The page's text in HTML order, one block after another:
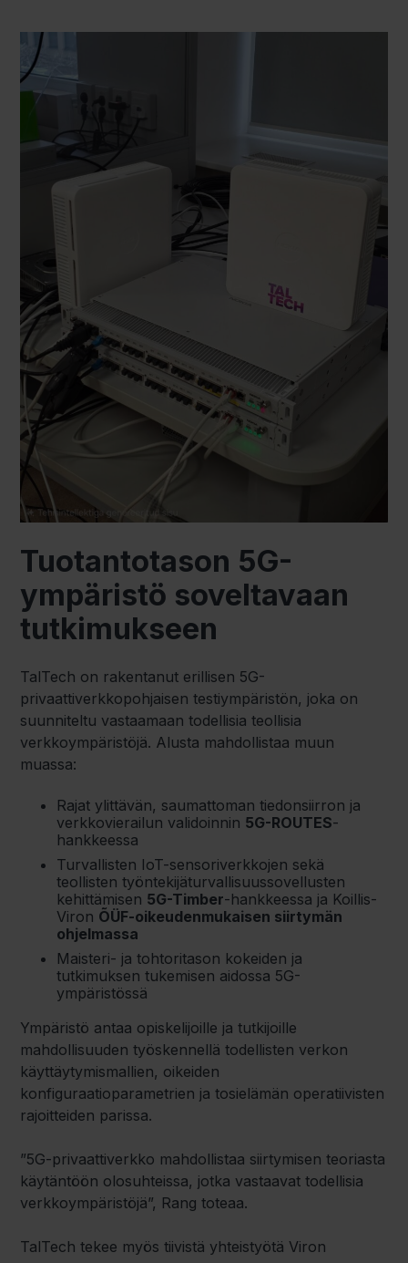
Tuotantotason 5G-
ympäristö soveltavaan
tutkimukseen
TalTech on rakentanut erillisen 5G-
privaattiverkkopohjaisen testiympäristön, joka on
suunniteltu vastaamaan todellisia teollisia
verkkoympäristöjä. Alusta mahdollistaa muun
muassa:
Rajat ylittävän, saumattoman tiedonsiirron ja
verkkovierailun validoinnin 5G-ROUTES-
hankkeessa
Turvallisten IoT-sensoriverkkojen sekä
teollisten työntekijäturvallisuussovellusten
kehittämisen 5G-Timber-hankkeessa ja Koillis-
Viron ÕÜF-oikeudenmukaisen siirtymän
ohjelmassa
Maisteri- ja tohtoritason kokeiden ja
tutkimuksen tukemisen aidossa 5G-
ympäristössä
Ympäristö antaa opiskelijoille ja tutkijoille
mahdollisuuden työskennellä todellisten verkon
käyttäytymismallien, oikeiden
konfiguraatioparametrien ja tosielämän operatiivisten
rajoitteiden parissa.
”5G-privaattiverkko mahdollistaa siirtymisen teoriasta
käytäntöön olosuhteissa, jotka vastaavat todellisia
verkkoympäristöjä”, Rang toteaa.
TalTech tekee myös tiivistä yhteistyötä Viron